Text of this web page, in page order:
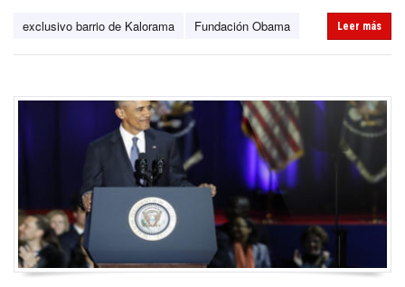
exclusivo barrio de Kalorama Fundación Obama Leer más